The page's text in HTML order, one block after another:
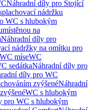
Náhradní díly pro Stojící
nádržku
WC s hlubokým
na
Náhradní díly pro
nádržky na omítku pro
míseWC
sedátkaNáhradní díly pro
díly pro WC
zvýšenéNáhradní
WC s hlubokým
pro WC s hlubokým